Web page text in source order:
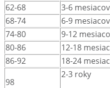
62-68
3-6 mesiacov
68-74
6-9 mesiacov
74-80
9-12
80-86
12-18
86-92
18-24
98
2-3 roky